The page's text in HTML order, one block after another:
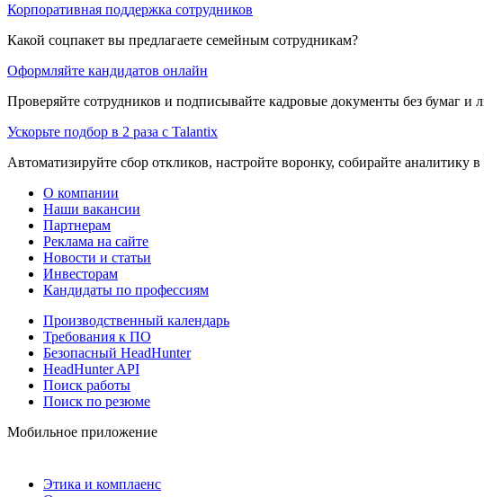
Корпоративная поддержка сотрудников
Какой соцпакет вы предлагаете семейным сотрудникам?
Оформляйте кандидатов онлайн
Проверяйте сотрудников и подписывайте кадровые документы без бумаг и
Ускорьте подбор в 2 раза с Talantix
Автоматизируйте сбор откликов, настройте воронку, собирайте аналитику в
О компании
Наши вакансии
Партнерам
Реклама на сайте
Новости и статьи
Инвесторам
Кандидаты по профессиям
Производственный календарь
Требования к ПО
Безопасный HeadHunter
HeadHunter API
Поиск работы
Поиск по резюме
Мобильное приложение
Этика и комплаенс